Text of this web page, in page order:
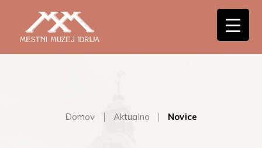
Domov Aktualno Novice